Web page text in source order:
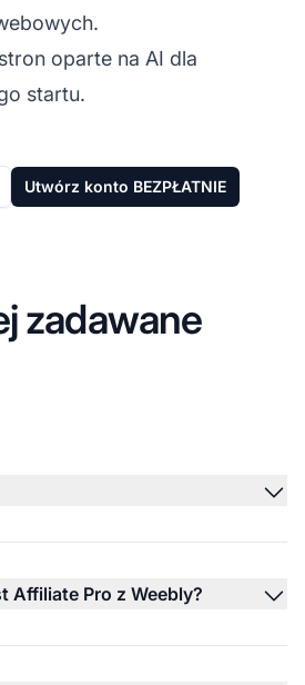
oparte na AI dla
startu.
Utwórz konto BEZPŁATNIE
zadawane
Affiliate Pro z Weebly?